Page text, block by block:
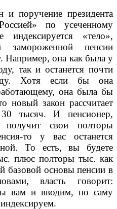
и поручение президента
по усеченному
«тело»,
замороженной пенсии
Например, она как была у
так и останется почти
Хотя если бы она
она была бы
закон рассчитает
тысяч. И пенсионер,
получит свои полторы
то у вас останется
То есть, вы будете
плюс полторы тыс. как
базовой основы пенсии в
власть говорит:
вам и вводим, но саму